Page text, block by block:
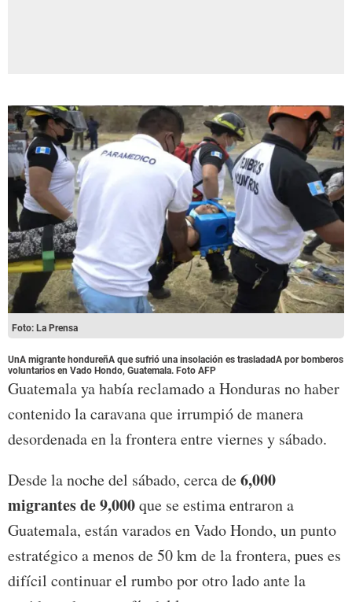
Foto: La Prensa
UnA migrante hondureñA que sufrió una insolación es trasladadA por bomberos
voluntarios en Vado Hondo, Guatemala. Foto AFP
Guatemala ya había reclamado a Honduras no haber
contenido la caravana que irrumpió de manera
desordenada en la frontera entre viernes y sábado.
Desde la noche del sábado, cerca de6,000
migrantes de 9,000que se estima entraron a
Guatemala, están varados en Vado Hondo, un punto
estratégico a menos de 50 km de la frontera, pues es
difícil continuar el rumbo por otro lado ante la